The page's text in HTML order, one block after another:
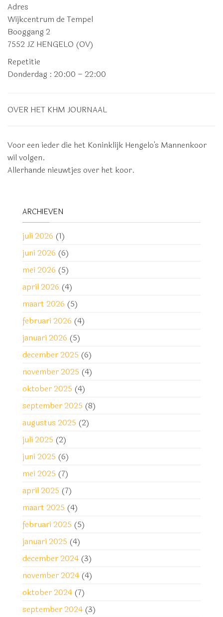
Adres
Wijkcentrum de Tempel
Booggang 2
7552 JZ HENGELO (OV)
Repetitie
Donderdag : 20:00 – 22:00
OVER HET KHM JOURNAAL
Voor een ieder die het Koninklijk Hengelo's Mannenkoor
wil volgen.
Allerhande nieuwtjes over het koor.
ARCHIEVEN
juli 2026 (1)
juni 2026 (6)
mei 2026 (5)
april 2026 (4)
maart 2026 (5)
februari 2026 (4)
januari 2026 (5)
december 2025 (6)
november 2025 (4)
oktober 2025 (4)
september 2025 (8)
augustus 2025 (2)
juli 2025 (2)
juni 2025 (6)
mei 2025 (7)
april 2025 (7)
maart 2025 (4)
februari 2025 (5)
januari 2025 (4)
december 2024 (3)
november 2024 (4)
oktober 2024 (7)
september 2024 (3)